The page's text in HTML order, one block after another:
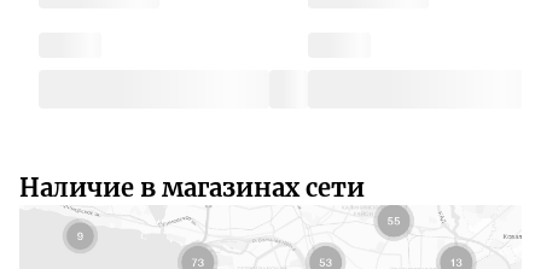
Наличие в магазинах сети